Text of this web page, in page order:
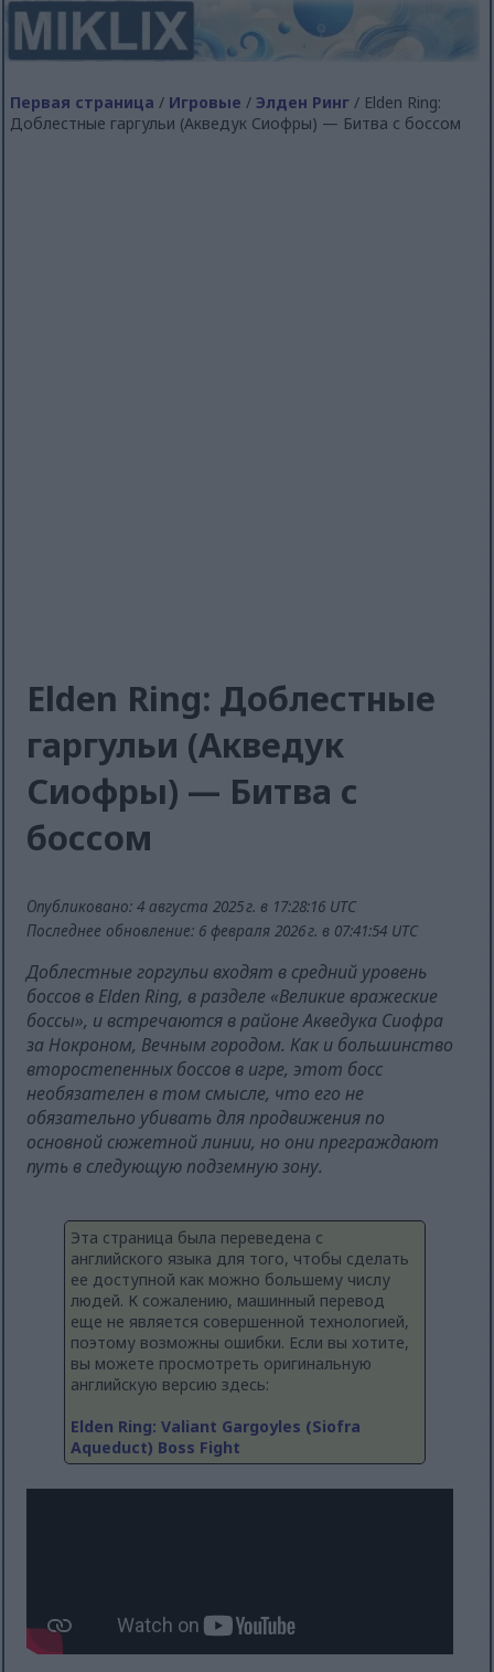
Первая страница / Игровые /Элден Ринг / Elden Ring:
Доблестные гаргульи (Акведук Сиофры) — Битва с боссом
Elden Ring: Доблестные
гаргульи (Акведук
Сиофры) — Битва с
боссом
Опубликовано: 4 августа 2025 г. в 17:28:16 UTC
Последнее обновление: 6 февраля 2026 г. в 07:41:54 UTC
Доблестные горгульи входят в средний уровень
боссов в Elden Ring, в разделе «Великие вражеские
боссы», и встречаются в районе Акведука Сиофра
за Нокроном, Вечным городом. Как и большинство
второстепенных боссов в игре, этот босс
необязателен в том смысле, что его не
обязательно убивать для продвижения по
основной сюжетной линии, но они преграждают
путь в следующую подземную зону.
Эта страница была переведена с
английского языка для того, чтобы сделать
ее доступной как можно большему числу
людей. К сожалению, машинный перевод
еще не является совершенной технологией,
поэтому возможны ошибки. Если вы хотите,
вы можете просмотреть оригинальную
английскую версию здесь:
Elden Ring: Valiant Gargoyles (Siofra
Aqueduct) Boss Fight